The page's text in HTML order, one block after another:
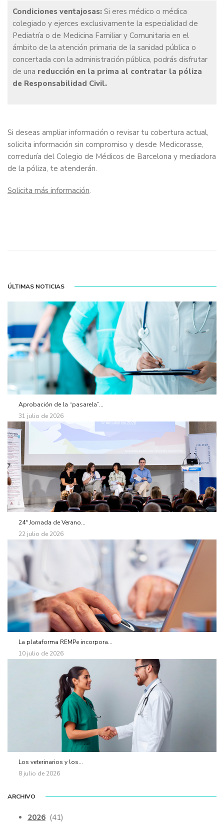
Condiciones ventajosas: Si eres médico o médica
colegiado y ejerces exclusivamente la especialidad de
Pediatría o de Medicina Familiar y Comunitaria en el
ámbito de la atención primaria de la sanidad pública o
concertada con la administración pública, podrás disfrutar
de una reducción en la prima al contratar la póliza
de Responsabilidad Civil.
Si deseas ampliar información o revisar tu cobertura actual,
solicita información sin compromiso y desde Medicorasse,
correduría del Colegio de Médicos de Barcelona y mediadora
de la póliza, te atenderán.
Solicita más información.
ÚLTIMAS NOTICIAS
Aprobación de la “pasarela”...
31 julio de 2026
24ª Jornada de Verano...
22 julio de 2026
La plataforma REMPe incorpora...
10 julio de 2026
Los veterinarios y los...
8 julio de 2026
ARCHIVO
2026 (41)